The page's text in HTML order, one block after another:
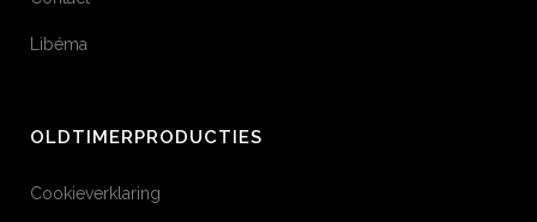
Libéma
OLDTIMERPRODUCTIES
Cookieverklaring